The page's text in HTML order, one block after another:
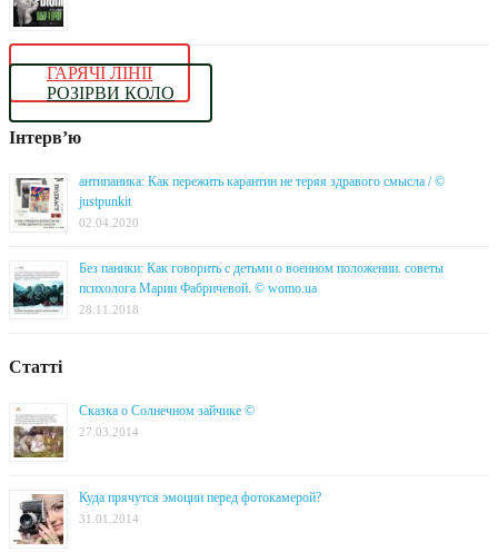
ГАРЯЧІ ЛІНІЇ
РОЗІРВИ КОЛО
Інтерв’ю
антипаника: Как пережить карантин не теряя здравого смысла / ©
justpunkit
02.04.2020
Без паники: Как говорить с детьми о военном положении. советы
психолога Марии Фабричевой. © womo.ua
28.11.2018
Статті
Сказка о Солнечном зайчике ©
27.03.2014
Куда прячутся эмоции перед фотокамерой?
31.01.2014